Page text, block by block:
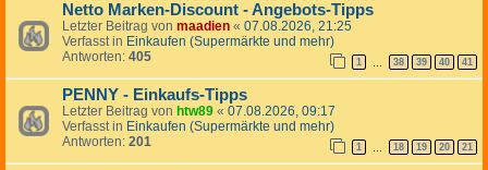
Netto Marken-Discount - Angebots-Tipps
Letzter Beitrag von maadien « 07.08.2026, 21:25
Verfasst in Einkaufen (Supermärkte und mehr)
Antworten: 405 1 … 38 39 40 41
PENNY - Einkaufs-Tipps
Letzter Beitrag von htw89 « 07.08.2026, 09:17
Verfasst in Einkaufen (Supermärkte und mehr)
Antworten: 201 1 … 18 19 20 21